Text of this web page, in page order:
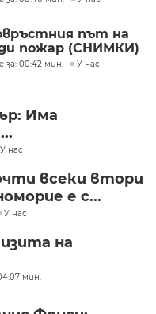
път на
пожар (СНИМКИ)
за: 00:42 мин. У нас
Има
У нас
всеки втори
е с...
У нас
на
мин.